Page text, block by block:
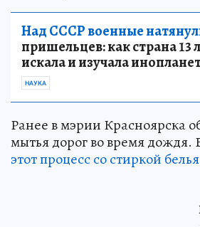
Над СССР военные
пришельцев: как страна 13
искала и изучала
НАУКА
Ранее в мэрии Красноярска
мытья дорог во время дождя.
этот процесс со стиркой белья